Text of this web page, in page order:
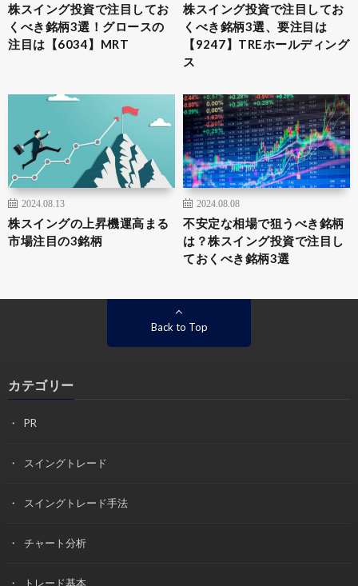
株スイング投資で注目してお
くべき銘柄3選！グロースの
注目は【6034】MRT
株スイング投資で注目してお
くべき銘柄3選、要注目は
【9247】TREホールディング
ス
2024.08.13
株スイングの上昇機運高まる
市場注目の3銘柄
2024.08.08
不安定な相場で狙うべき銘柄
は？株スイング投資で注目し
ておくべき銘柄3選
Back to Top
カテゴリー
PR
スイングトレード
スイングトレード手法
チャート分析
トレード基本